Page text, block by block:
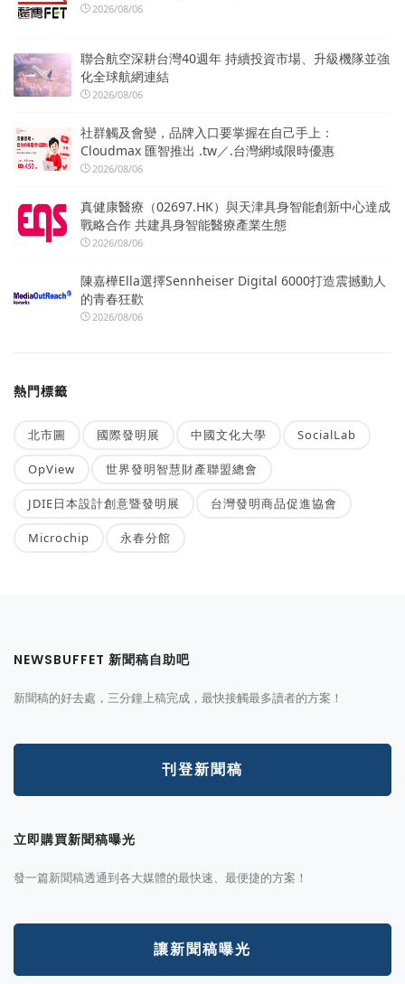
2026/08/06
聯合航空深耕台灣40週年 持續投資市場、升級機隊並強
化全球航網連結
2026/08/06
社群觸及會變，品牌入口要掌握在自己手上：
Cloudmax 匯智推出 .tw／.台灣網域限時優惠
2026/08/06
真健康醫療（02697.HK）與天津具身智能創新中心達成
戰略合作 共建具身智能醫療產業生態
2026/08/06
陳嘉樺Ella選擇Sennheiser Digital 6000打造震撼動人
的青春狂歡
2026/08/06
熱門標籤
北市圖 國際發明展 中國文化大學 SocialLab
OpView 世界發明智慧財產聯盟總會
JDIE日本設計創意暨發明展 台灣發明商品促進協會
Microchip 永春分館
NEWSBUFFET 新聞稿自助吧
新聞稿的好去處，三分鐘上稿完成，最快接觸最多讀者的方案！
刊登新聞稿
立即購買新聞稿曝光
發一篇新聞稿透通到各大媒體的最快速、最便捷的方案！
讓新聞稿曝光